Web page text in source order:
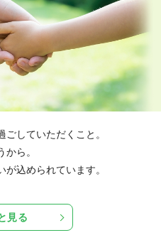
していただくこと。
ら。
込められています。
見る